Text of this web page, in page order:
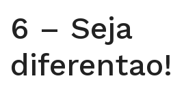
6 – Seja
diferentao!